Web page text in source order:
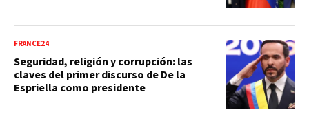
FRANCE24
Seguridad, religión y corrupción: las
claves del primer discurso de De la
Espriella como presidente